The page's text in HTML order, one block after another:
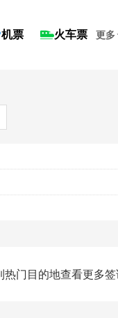
机票 火车票 更多
门目的地查看更多